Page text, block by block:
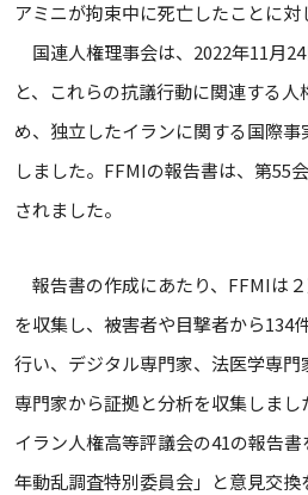
アミニが拘束中に死亡したことに対
国連人権理事会は、2022年11月
と、これらの抗議行動に関連する
め、独立したイランに関する国際
しました。FFMIの報告書は、第55
されました。
報告書の作成にあたり、FFMIは
を収集し、被害者や目撃者から134
行い、デジタル専門家、法医学専
専門家から証拠と分析を収集しま
イラン人権高等評議会の41の報告
年動乱調査特別委員会」と意見交換